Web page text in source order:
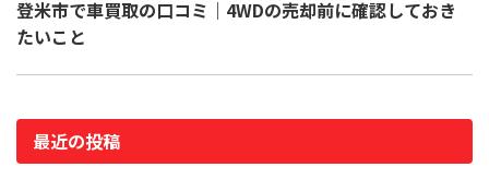
登米市で車買取の口コミ｜4WDの売却前に確認しておき
たいこと
最近の投稿